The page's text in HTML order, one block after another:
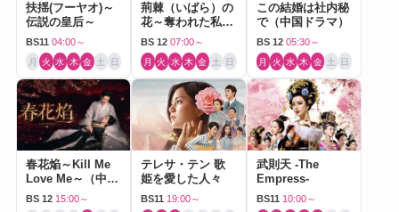
扶揺(フーヤオ)～
伝説の皇后～
BS11 04:00～
月 火 水 木 金 土 日
荊棘（いばら）の
花～奪われた私～
（中国ドラマ）
BS 12 07:00～
月 火 水 木 金 土 日
この結婚は社内秘
で（中国ドラマ）
BS 12 05:30～
月 火 水 木 金 土 日
春花焔～Kill Me
Love Me～（中国
ドラマ）
BS 12 15:00～
テレサ・テン 歌
姫を愛した人々
BS11 19:00～
武則天 -The
Empress-
BS11 10:00～